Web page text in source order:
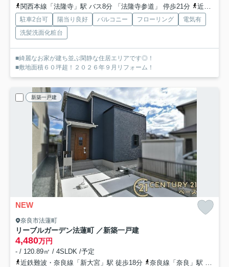
関西本線「法隆寺」駅 バス8分 「法隆寺参道」 停歩21分
近鉄生駒線「竜田川」駅 徒歩30分
駐車2台可 陽当り良好 バルコニー フローリング
電気有
洗髪洗面化粧台
■綺麗なお家が建ち並ぶ閑静な住居エリアです◎！
■敷地面積６０坪超！２０２６年９月リフォーム！
新築一戸建
NEW
奈良市法蓮町
リーブルガーデン法蓮町 ／新築一戸建
4,480万円
- / 120.89㎡ / 4SLDK /予定
近鉄難波・奈良線「新大宮」駅 徒歩18分
奈良線「奈良」駅 バス9分 「法蓮町」 停歩6分